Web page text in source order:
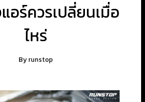
อร์ควรเปลี่ยนเมื่อ
ไหร่
By runstop